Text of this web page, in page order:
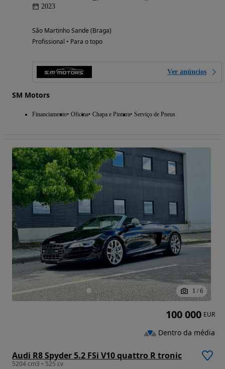
2023
São Martinho Sande (Braga)
Profissional • Para o topo
Ver anúncios
SM Motors
Financiamento Oficina Chapa e Pintura Serviço de Pneus
1 / 6
Audi R8 Spyder 5.2 FSi V10 quattro R tronic
5204 cm3 • 525 cv
100 000 EUR
Dentro da média